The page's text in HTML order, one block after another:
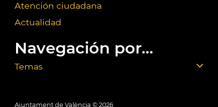
Atención ciudadana
Actualidad
Navegación por...
Temas
Ajuntament de València © 2026